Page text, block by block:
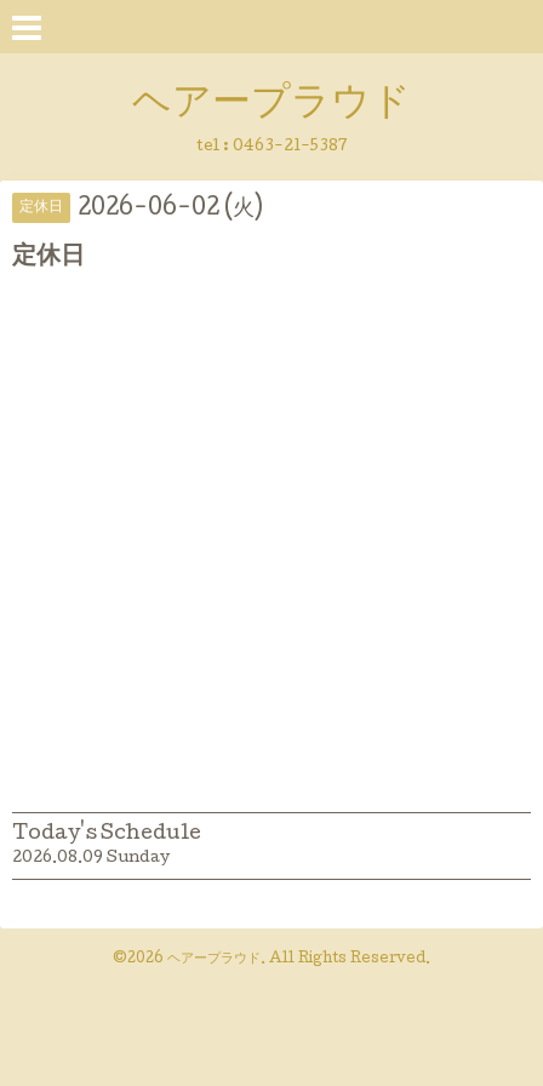
ヘアープラウド
tel : 0463-21-5387
定休日 2026-06-02 (火)
定休日
Today's Schedule
2026.08.09 Sunday
©2026 ヘアープラウド . All Rights Reserved.